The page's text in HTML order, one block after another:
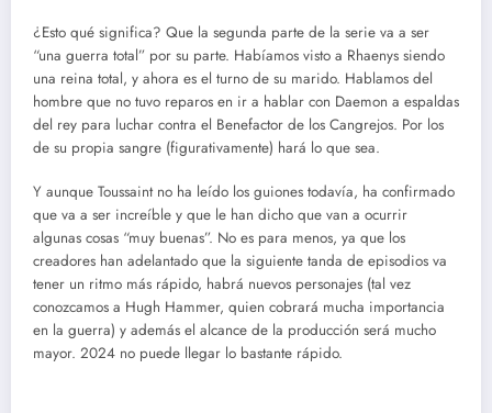
¿Esto qué significa? Que la segunda parte de la serie va a ser
“una guerra total” por su parte. Habíamos visto a Rhaenys siendo
una reina total, y ahora es el turno de su marido. Hablamos del
hombre que no tuvo reparos en ir a hablar con Daemon a espaldas
del rey para luchar contra el Benefactor de los Cangrejos. Por los
de su propia sangre (figurativamente) hará lo que sea.
Y aunque Toussaint no ha leído los guiones todavía, ha confirmado
que va a ser increíble y que le han dicho que van a ocurrir
algunas cosas “muy buenas”. No es para menos, ya que los
creadores han adelantado que la siguiente tanda de episodios va
tener un ritmo más rápido, habrá nuevos personajes (tal vez
conozcamos a Hugh Hammer, quien cobrará mucha importancia
en la guerra) y además el alcance de la producción será mucho
mayor. 2024 no puede llegar lo bastante rápido.